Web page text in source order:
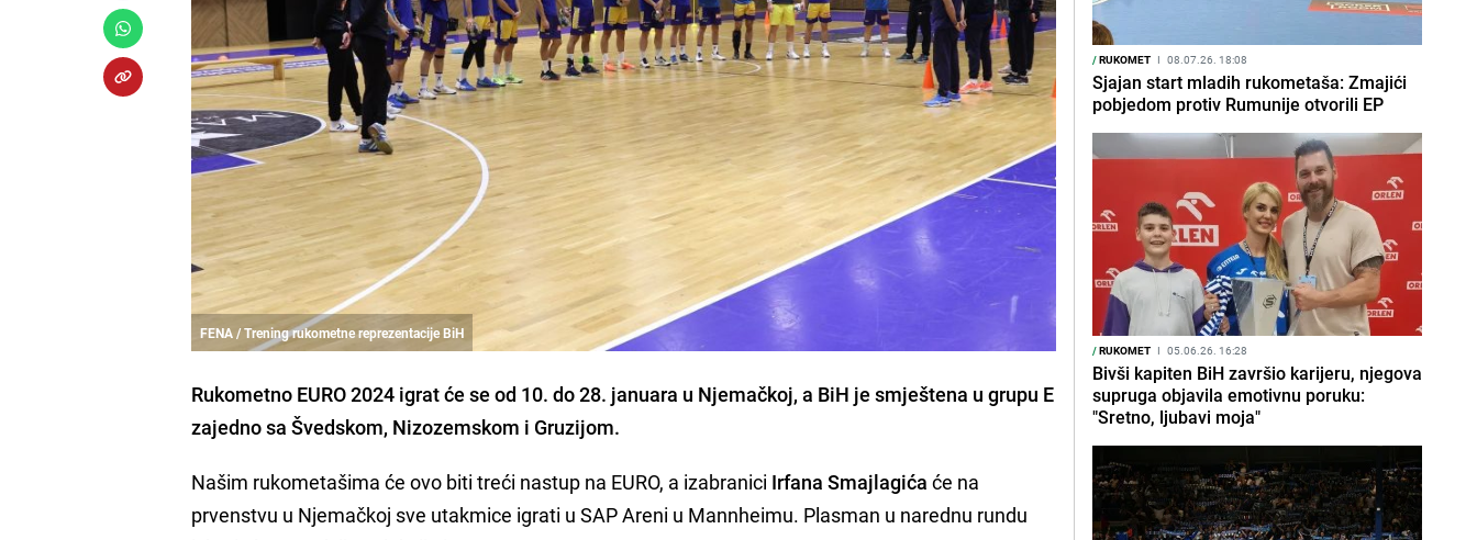
FENA / Trening rukometne reprezentacije BiH
Rukometno EURO 2024 igrat će se od 10. do 28. januara u Njemačkoj, a BiH je smještena u grupu E
zajedno sa Švedskom, Nizozemskom i Gruzijom.
Našim rukometašima će ovo biti treći nastup na EURO, a izabranici Irfana Smajlagića će na
prvenstvu u Njemačkoj sve utakmice igrati u SAP Areni u Mannheimu. Plasman u narednu rundu
/RUKOMET I 08.07.26. 18:08
Sjajan start mladih rukometaša: Zmajići
pobjedom protiv Rumunije otvorili EP
/RUKOMET I 05.06.26. 16:28
Bivši kapiten BiH završio karijeru, njegova
supruga objavila emotivnu poruku:
"Sretno, ljubavi moja"